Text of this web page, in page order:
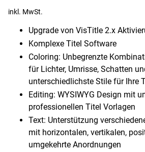
inkl. MwSt.
Upgrade von VisTitle 2.x
Komplexe Titel Software
Coloring: Unbegrenzte
für Lichter, Umrisse, Schatten
unterschiedlichste Stile für Ihre
Editing: WYSIWYG Design mit
professionellen Titel Vorlagen
Text: Unterstützung
mit horizontalen, vertikalen,
umgekehrte Anordnungen